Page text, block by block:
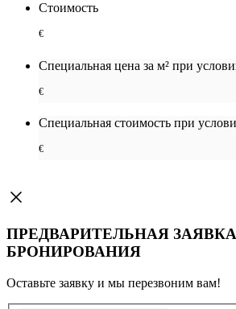
Стоимость
€
Специальная цена за м² при
€
Специальная cтоимость при
€
ПРЕДВАРИТЕЛЬНАЯ
БРОНИРОВАНИЯ
Оставьте заявку и мы перезвоним вам!